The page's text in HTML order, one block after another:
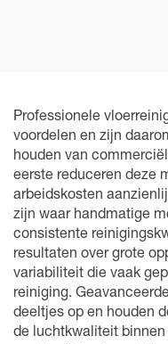
Professionele
voordelen en zijn
houden van
eerste reduceren deze
arbeidskosten
zijn waar handmatige
consistente
resultaten over grote
variabiliteit die vaak
reiniging.
deeltjes op en houden
de luchtkwaliteit